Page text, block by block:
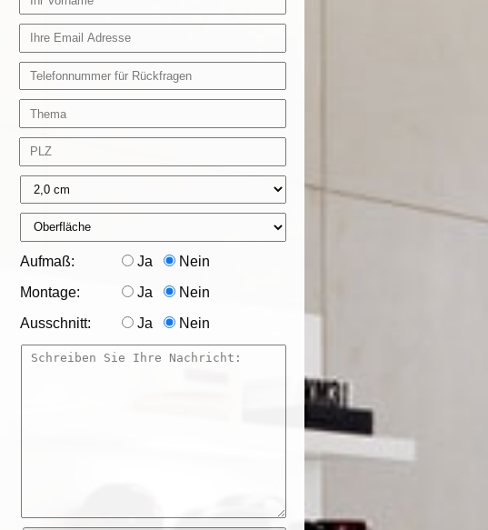
Aufmaß: Ja Nein
Montage: Ja Nein
Ausschnitt: Ja Nein